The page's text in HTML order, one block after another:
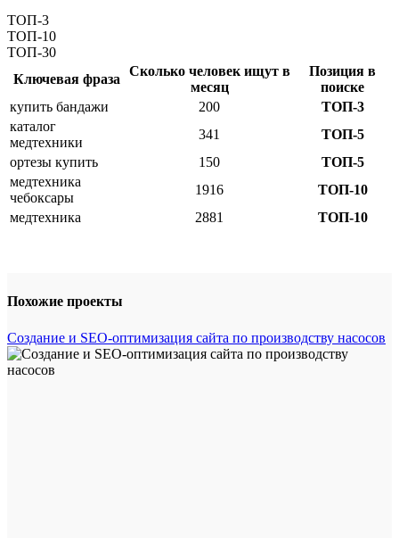
ТОП-3
ТОП-10
ТОП-30
Ключевая фраза
Сколько человек ищут в
месяц
Позиция в
поиске
купить бандажи
200
ТОП-3
каталог
медтехники
341
ТОП-5
ортезы купить
150
ТОП-5
медтехника
чебоксары
1916
ТОП-10
медтехника
2881 ТОП-10
Похожие проекты
Создание и SEO-оптимизация сайта по производству насосов